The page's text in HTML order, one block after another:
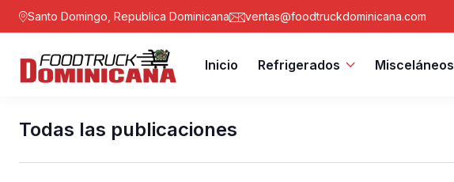
Santo Domingo, Republica Dominicana ventas@foodtruckdominicana.com
Inicio Refrigerados Misceláneos
Todas las publicaciones